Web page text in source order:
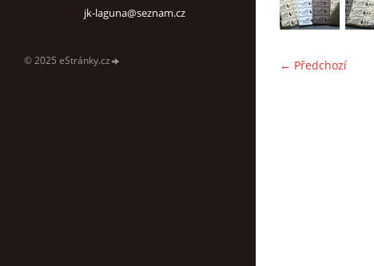
jk-laguna@seznam.cz
© 2025 eStránky.cz ← Předchozí